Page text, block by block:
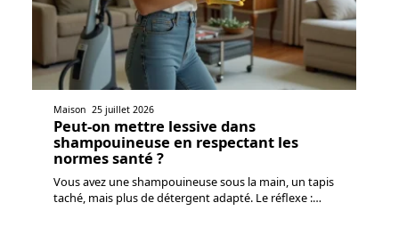
Maison 25 juillet 2026
Peut-on mettre lessive dans
shampouineuse en respectant les
normes santé ?
Vous avez une shampouineuse sous la main, un tapis
taché, mais plus de détergent adapté. Le réflexe :…